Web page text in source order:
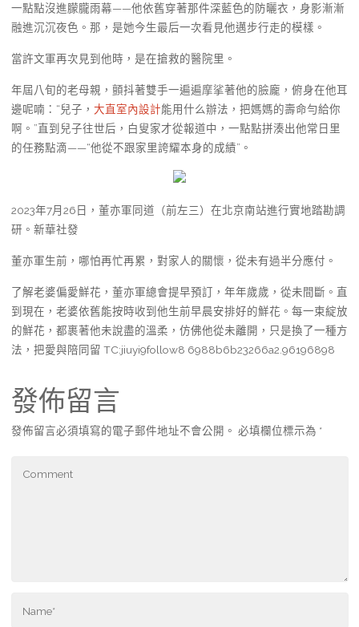
一點點沒進朦朧雨幕——他依舊穿著那件深藍色的防曬衣，身影漸漸
融進沉沉夜色。那，是她今生最后一次看見他邁步行走的模樣。
當許文軍再次見到他時，是在搶救的醫院里。
年屆八旬的老母親，顫抖著雙手一遍遍摩挲著他的臉龐，俯身在他耳
邊呢喃：“兒子， 大直室內設計能用什么辦法，把媽媽的壽命勻給你
啊。”直到兒子往世后，白叟家才從報道中，一點點拼湊出他常日里
的任務點滴——“他從不跟家里誇耀本身的成績”。
2023年7月26日，董亦軍同道（前左三）在北京南站進行實地踏勘調
研。新華社發
董亦軍生前，哪怕再忙再累，對家人的關懷，從未有過半分應付。
了解老婆偏愛鮮花，董亦軍總會提早預訂，年年歲歲，從未間斷。直
到現在，老婆依舊能按時收到他生前早晨安排好的鮮花。每一束綻放
的鮮花，都裹著他未說盡的溫柔，仿佛他從未離開，只是換了一種方
法，把愛與陪同留 TC:jiuyi9follow8 6988b6b23266a2.96196898
發佈留言
發佈留言必須填寫的電子郵件地址不會公開。 必填欄位標示為 *